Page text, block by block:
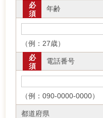
年齢
必
須
（例：27歳）
電話番号
必
須
（例：090-0000-0000）
都道府県